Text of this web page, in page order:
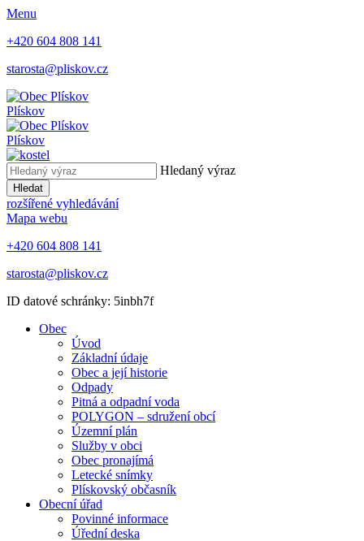
Menu
+420 604 808 141
starosta@pliskov.cz
Plískov
Plískov
Hledaný výraz
Hledat
rozšířené vyhledávání
Mapa webu
+420 604 808 141
starosta@pliskov.cz
ID datové schránky: 5inbh7f
Obec
Úvod
Základní údaje
Obec a její historie
Odpady
Pitná a odpadní voda
POLYGON – sdružení obcí
Územní plán
Služby v obci
Obec pronajímá
Letecké snímky
Plískovský občasník
Obecní úřad
Povinné informace
Úřední deska